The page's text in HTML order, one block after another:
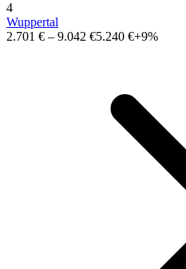
4
Wuppertal
2.701 € – 9.042 €5.240 €+9%